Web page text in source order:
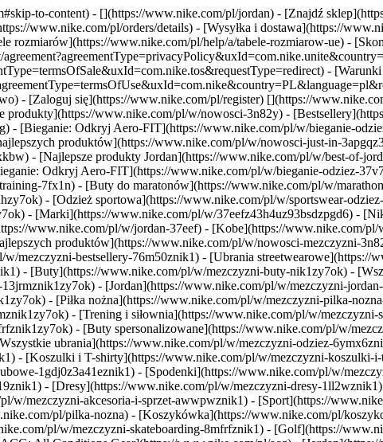
to-content) - [](https://www.nike.com/pl/jordan) - [Znajdź
www.nike.com/pl/orders/details) - [Wysyłka i dostawa](https://
rozmiarów](https://www.nike.com/pl/help/a/tabele-rozmiarow-ue) -
-
- [Zaloguj się](https://www.nike.com/pl/register) [](https://
www.nike.com/pl/w/nowosci-3n82y) -
- [Bieganie: Odkryj Aero-FIT](https://www.nike.com/pl/w/bieganie-
produktów](https://www.nike.com/pl/w/nowosci-just-in-
- [Najlepsze produkty Jordan](https://www.nike.com/pl/w/best-of-
Odkryj Aero-FIT](https://www.nike.com/pl/w/bieganie-odziez-
7fx1n) - [Buty do maratonów](https://www.nike.com/pl/w/
- [Odzież sportowa](https://www.nike.com/pl/w/sportswear-
- [Marki](https://www.nike.com/pl/w/37eefz43h4uz93bsdzpgd6) -
www.nike.com/pl/w/jordan-37eef) - [Kobe](https://www.nike.com/
produktów](https://www.nike.com/pl/w/nowosci-mezczyzni-
mezczyzni-bestsellery-76m50znik1) - [Ubrania streetwearowe](https://
- [Buty](https://www.nike.com/pl/w/mezczyzni-buty-nik1zy7ok) -
- [Jordan](https://www.nike.com/pl/w/mezczyzni-
- [Piłka nożna](https://www.nike.com/pl/w/mezczyzni-pilka-
- [Trening i siłownia](https://www.nike.com/pl/w/
- [Buty spersonalizowane](https://www.nike.com/pl/w/
ubrania](https://www.nike.com/pl/w/mezczyzni-odziez-
- [Koszulki i T-shirty](https://www.nike.com/pl/w/mezczyzni-koszulki-
1gdj0z3a41eznik1) - [Spodenki](https://www.nike.com/pl/w/
- [Dresy](https://www.nike.com/pl/w/mezczyzni-dresy-
w/mezczyzni-akcesoria-i-sprzet-awwpwznik1) - [Sport](https://
pl/pilka-nozna) - [Koszykówka](https://www.nike.com/pl/
pl/w/mezczyzni-skateboarding-8mfrfznik1) - [Golf](https://